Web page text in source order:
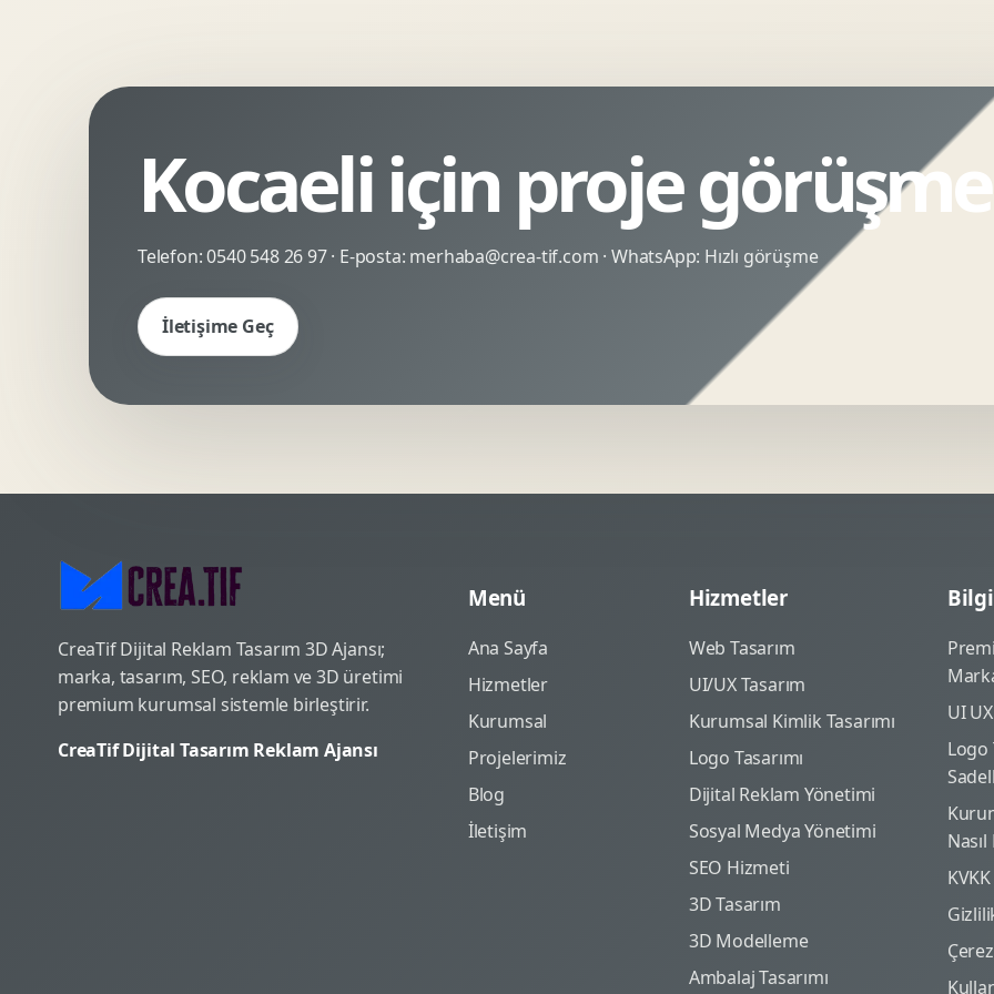
Kocaeli için proje
Telefon:0540 548 26 97· E-posta: merhaba@crea-tif.com · WhatsApp: Hızlı görüşme
İletişime Geç
CreaTif Dijital Reklam Tasarım 3D Ajansı;
marka, tasarım, SEO, reklam ve 3D üretimi
premium kurumsal sistemle birleştirir.
CreaTif Dijital Tasarım Reklam Ajansı
Menü
Ana Sayfa
Hizmetler
Kurumsal
Projelerimiz
Blog
İletişim
Hizmetler
Web Tasarım
UI/UX Tasarım
Kurumsal Kimlik Tasarımı
Logo Tasarımı
Dijital Reklam Yönetimi
Sosyal Medya Yönetimi
SEO Hizmeti
3D Tasarım
3D Modelleme
Ambalaj Tasarımı
Bilgi
UI
Logo
KVKK